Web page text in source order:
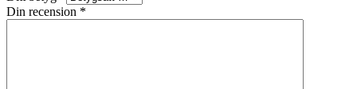
Din recension *